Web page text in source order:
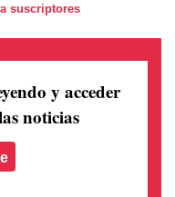
suscriptores
y acceder
noticias